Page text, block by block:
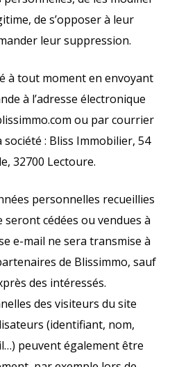
de s’opposer à leur
leur suppression.
à tout moment en envoyant
à l’adresse électronique
ou par courrier
société : Bliss Immobilier, 54
32700 Lectoure.
personnelles recueillies
cédées ou vendues à
e-mail ne sera transmise à
de Blissimmo, sauf
des intéressés.
des visiteurs du site
(identifiant, nom,
peuvent également être